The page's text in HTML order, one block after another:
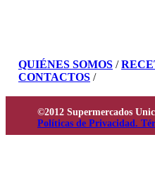
QUIÉNES SOMOS /
CONTACTOS /
©2012 Supermercados
Políticas de Privacidad.